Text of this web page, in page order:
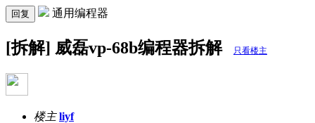
回复 通用编程器
[拆解] 威磊vp-68b编程器拆解 只看楼主
楼主 liyf